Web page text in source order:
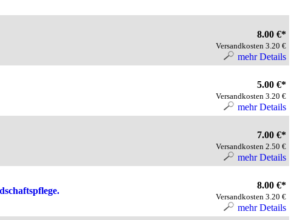
8.00 €*
Versandkosten 3.20 €
mehr Details
5.00 €*
Versandkosten 3.20 €
mehr Details
7.00 €*
Versandkosten 2.50 €
mehr Details
8.00 €*
Versandkosten 3.20 €
mehr Details